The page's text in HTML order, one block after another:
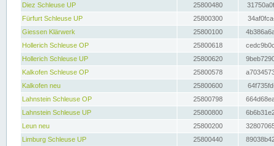
Diez Schleuse UP
25800480
Fürfurt Schleuse UP
25800300
Giessen Klärwerk
25800100
Hollerich Schleuse OP
25800618
Hollerich Schleuse UP
25800620
Kalkofen Schleuse OP
25800578
Kalkofen neu
25800600
Lahnstein Schleuse OP
25800798
Lahnstein Schleuse UP
25800800
Leun neu
25800200
Limburg Schleuse UP
25800440